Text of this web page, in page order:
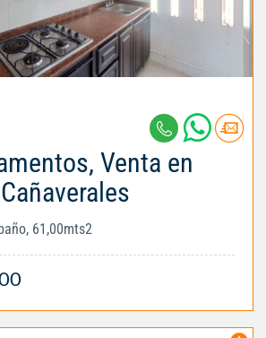
Venta en
Cañaverales
61,00mts2